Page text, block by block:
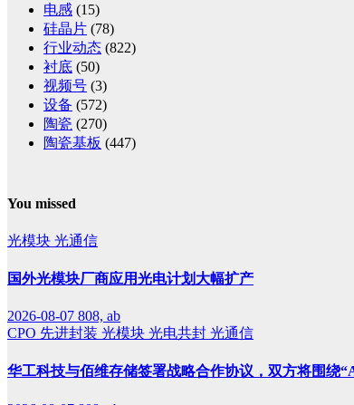
电感 (15)
硅晶片 (78)
行业动态 (822)
衬底 (50)
视频号 (3)
设备 (572)
陶瓷 (270)
陶瓷基板 (447)
You missed
光模块 光通信
国外光模块厂商应用光电计划大幅扩产
2026-08-07 808, ab
CPO 先进封装 光模块 光电共封 光通信
华工科技与佰维存储签署战略合作协议，双方将围绕